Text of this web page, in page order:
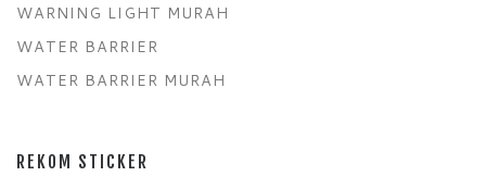
WARNING LIGHT MURAH
WATER BARRIER
WATER BARRIER MURAH
REKOM STICKER